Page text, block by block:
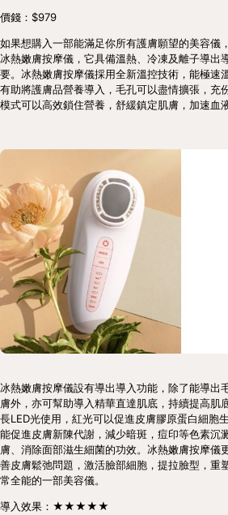
價錢：$979
如果想購入一部能滿足你所有護膚願望的美容儀
冰熱嫩膚按摩儀，它具備溫熱、冷凍及離子導出
要。冰熱嫩膚按摩儀採用全新溫控技術，能極速
有助將護膚品營養導入，毛孔可以盡情擴張，充
模式可以高效鎖住營養，舒緩鎮定肌膚，加速血
冰熱嫩膚按摩儀設有導出導入功能，除了能導出
膚外，亦可幫助導入精華直達肌底，持續提高肌
長LED光使用，紅光可以促進皮膚膠原蛋白細胞
能促進皮膚新陳代謝，減少暗斑，痘印等色素沉
膚、消除面部滋生細菌的功效。冰熱嫩膚按摩儀
善皮膚鬆弛問題，激活臉部細胞，提拉臉型，重
常全能的一部美容儀。
導入效果：★★★★★